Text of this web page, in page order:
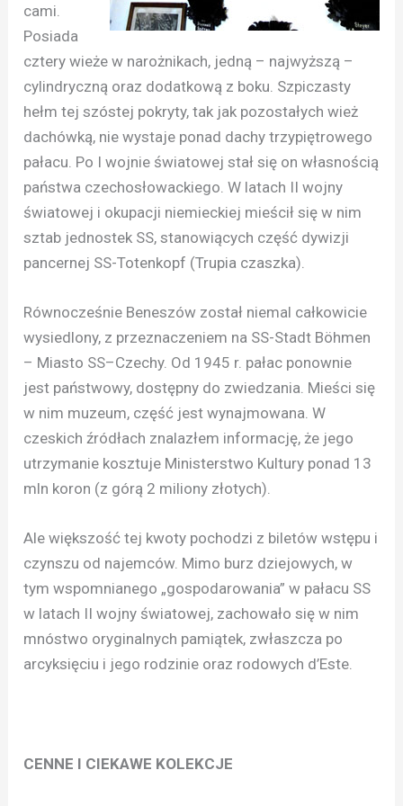
cami.
Posiada
cztery wieże w narożnikach, jedną – najwyższą –
cylindryczną oraz dodatkową z boku. Szpiczasty
hełm tej szóstej pokryty, tak jak pozostałych wież
dachówką, nie wystaje ponad dachy trzypiętrowego
pałacu. Po I wojnie światowej stał się on własnością
państwa czechosłowackiego. W latach II wojny
światowej i okupacji niemieckiej mieścił się w nim
sztab jednostek SS, stanowiących część dywizji
pancernej SS-Totenkopf (Trupia czaszka).
Równocześnie Beneszów został niemal całkowicie
wysiedlony, z przeznaczeniem na SS-Stadt Böhmen
– Miasto SS–Czechy. Od 1945 r. pałac ponownie
jest państwowy, dostępny do zwiedzania. Mieści się
w nim muzeum, część jest wynajmowana. W
czeskich źródłach znalazłem informację, że jego
utrzymanie kosztuje Ministerstwo Kultury ponad 13
mln koron (z górą 2 miliony złotych).
Ale większość tej kwoty pochodzi z biletów wstępu i
czynszu od najemców. Mimo burz dziejowych, w
tym wspomnianego „gospodarowania” w pałacu SS
w latach II wojny światowej, zachowało się w nim
mnóstwo oryginalnych pamiątek, zwłaszcza po
arcyksięciu i jego rodzinie oraz rodowych d’Este.
CENNE I CIEKAWE KOLEKCJE